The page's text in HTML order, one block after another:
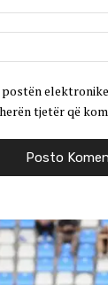
postën
tjetër që